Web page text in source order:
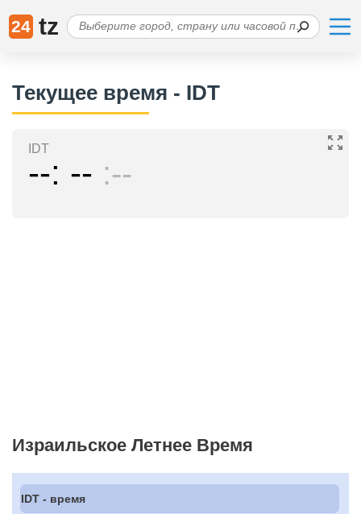
24 tz
Текущее время - IDT
IDT
-- -- --
Израильское Летнее Время
IDT - время